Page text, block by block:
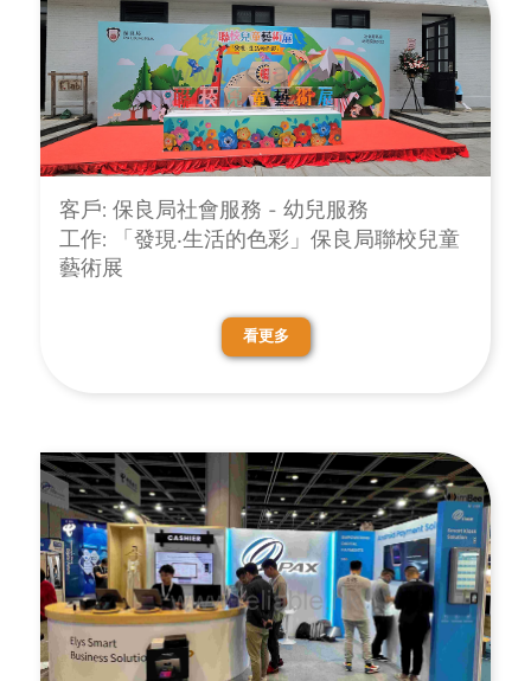
客戶: 保良局社會服務 - 幼兒服務
工作: 「發現‧生活的色彩」保良局聯校兒童
藝術展
看更多